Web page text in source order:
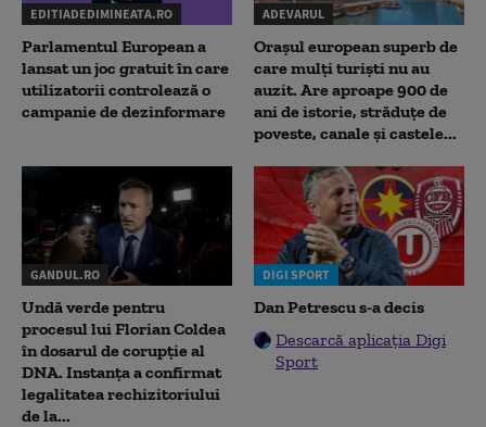
EDITIADEDIMINEATA.RO
Parlamentul European a
lansat un joc gratuit în care
utilizatorii controlează o
campanie de dezinformare
ADEVARUL
Orașul european superb de
care mulți turiști nu au
auzit. Are aproape 900 de
ani de istorie, străduțe de
poveste, canale și castele...
GANDUL.RO
Undă verde pentru
procesul lui Florian Coldea
în dosarul de corupție al
DNA. Instanța a confirmat
legalitatea rechizitoriului
de la...
DIGI SPORT
Dan Petrescu s-a decis
Descarcă aplicația Digi
Sport